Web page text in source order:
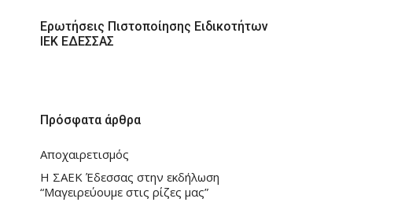
Ερωτήσεις Πιστοποίησης Ειδικοτήτων
ΙΕΚ ΕΔΕΣΣΑΣ
Πρόσφατα άρθρα
Αποχαιρετισμός
Η ΣΑΕΚ Έδεσσας στην εκδήλωση
“Μαγειρεύουμε στις ρίζες μας”